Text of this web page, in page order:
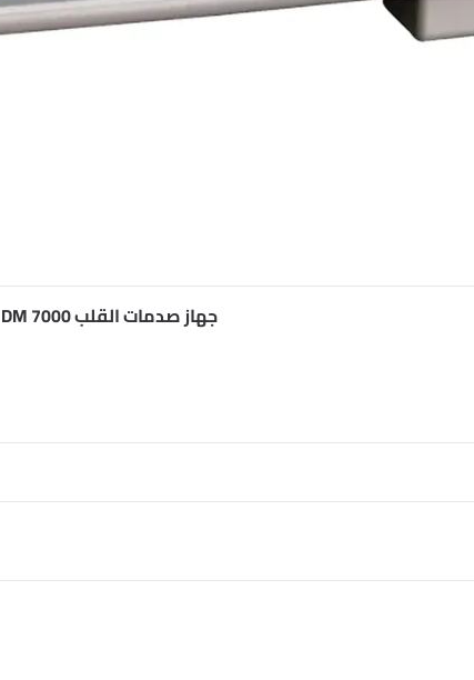
جهاز صدمات القلب DM 7000